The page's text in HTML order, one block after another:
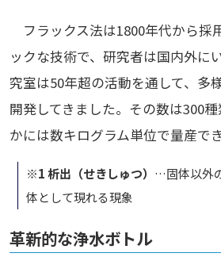
フラックス法は1800年代から採
ックな技術で、研究者は国内外に
究室は50年超の活動を通して、多
開発してきました。その数は300
かには数キログラム単位で量産で
※1 析出（せきしゅつ） …固体以外
体として現れる現象
革新的な浄水ボトル